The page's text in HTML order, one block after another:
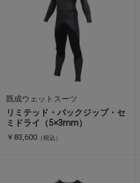
既成ウェットスーツ
リミテッド・バックジップ・セ
ミドライ（5×3mm）
￥83,600 （税込）